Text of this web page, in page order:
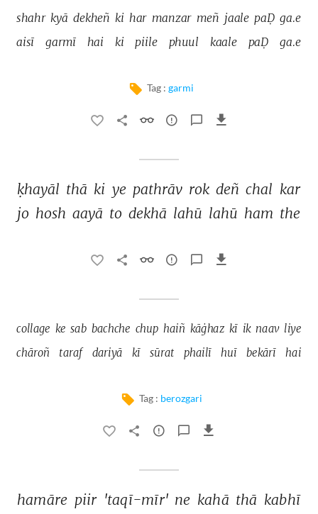
shahr kyā dekheñ ki har manzar meñ jaale paḌ ga.e
aisī
garmī hai ki piile phuul kaale paḌ ga.e
Tag : garmi
ḳhayāl thā ki ye pathrāv rok deñ chal kar
jo hosh aayā to dekhā lahū lahū ham the
collage ke sab bachche chup haiñ kāġhaz kī ik naav liye
chāroñ
taraf dariyā kī sūrat phailī huī bekārī hai
Tag : berozgari
hamāre piir 'taqī-mīr' ne kahā thā kabhī